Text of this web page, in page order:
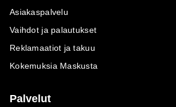
Asiakaspalvelu
Vaihdot ja palautukset
Reklamaatiot ja takuu
Kokemuksia Maskusta
Palvelut